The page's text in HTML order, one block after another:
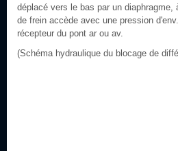
déplacé vers le bas par un diaphragme,
de frein accède avec une pression
récepteur du pont ar ou av.
(Schéma hydraulique du blocage de